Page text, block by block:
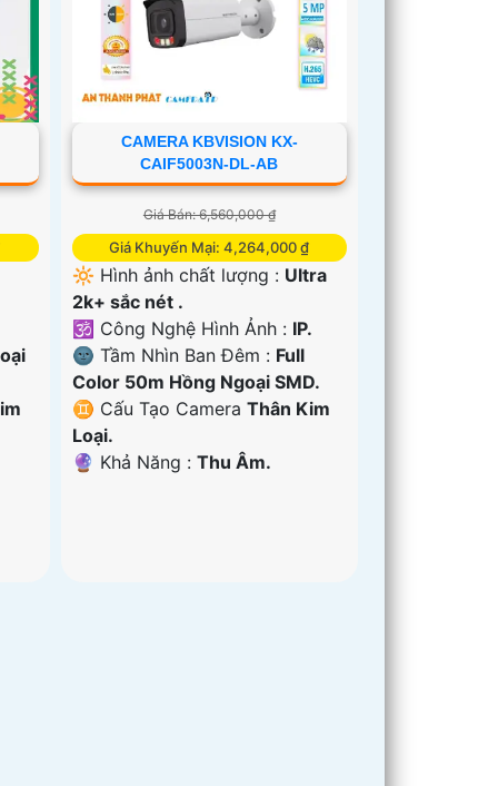
CAMERA KBVISION KX-
CAIF5003N-DL-AB
Giá Bán: 6,560,000 ₫
Giá Khuyến Mại: 4,264,000 ₫
🔆 Hình ảnh chất lượng : Ultra
2k+ sắc nét .
🕉️ Công Nghệ Hình Ảnh : IP.
🌚 Tầm Nhìn Ban Đêm : Full
Color 50m Hồng Ngoại SMD.
♊ Cấu Tạo CameraThân Kim
Loại.
️🔮 Khả Năng :Thu Âm.